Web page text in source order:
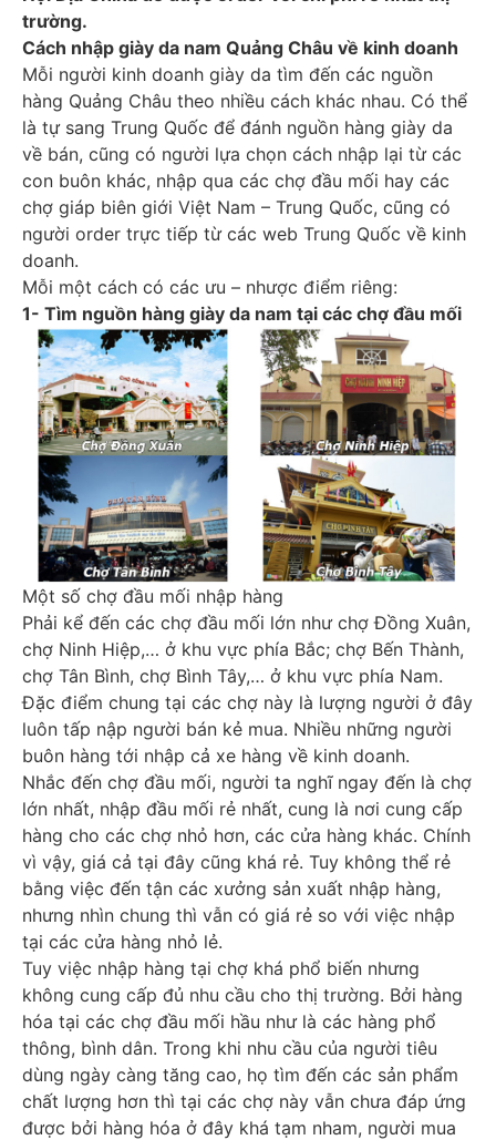
trường.
Cách nhập giày da nam Quảng Châu về kinh doanh
Mỗi người kinh doanh giày da tìm đến các nguồn
hàng Quảng Châu theo nhiều cách khác nhau. Có thể
là tự sang Trung Quốc để đánh nguồn hàng giày da
về bán, cũng có người lựa chọn cách nhập lại từ các
con buôn khác, nhập qua các chợ đầu mối hay các
chợ giáp biên giới Việt Nam – Trung Quốc, cũng có
người order trực tiếp từ các web Trung Quốc về kinh
doanh.
Mỗi một cách có các ưu – nhược điểm riêng:
1- Tìm nguồn hàng giày da nam tại các chợ đầu mối
Một số chợ đầu mối nhập hàng
Phải kể đến các chợ đầu mối lớn như chợ Đồng Xuân,
chợ Ninh Hiệp,… ở khu vực phía Bắc; chợ Bến Thành,
chợ Tân Bình, chợ Bình Tây,… ở khu vực phía Nam.
Đặc điểm chung tại các chợ này là lượng người ở đây
luôn tấp nập người bán kẻ mua. Nhiều những người
buôn hàng tới nhập cả xe hàng về kinh doanh.
Nhắc đến chợ đầu mối, người ta nghĩ ngay đến là chợ
lớn nhất, nhập đầu mối rẻ nhất, cung là nơi cung cấp
hàng cho các chợ nhỏ hơn, các cửa hàng khác. Chính
vì vậy, giá cả tại đây cũng khá rẻ. Tuy không thể rẻ
bằng việc đến tận các xưởng sản xuất nhập hàng,
nhưng nhìn chung thì vẫn có giá rẻ so với việc nhập
tại các cửa hàng nhỏ lẻ.
Tuy việc nhập hàng tại chợ khá phổ biến nhưng
không cung cấp đủ nhu cầu cho thị trường. Bởi hàng
hóa tại các chợ đầu mối hầu như là các hàng phổ
thông, bình dân. Trong khi nhu cầu của người tiêu
dùng ngày càng tăng cao, họ tìm đến các sản phẩm
chất lượng hơn thì tại các chợ này vẫn chưa đáp ứng
được bởi hàng hóa ở đây khá tạm nham, người mua